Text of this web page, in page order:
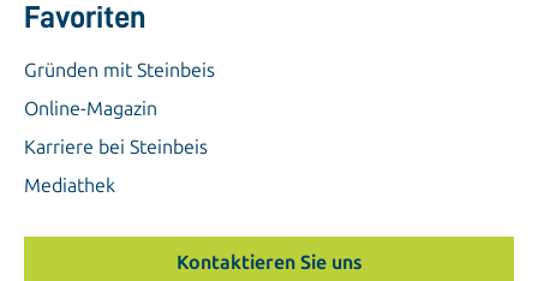
Favoriten
Gründen mit Steinbeis
Online-Magazin
Karriere bei Steinbeis
Mediathek
Kontaktieren Sie uns